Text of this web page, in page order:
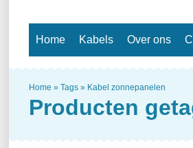
Home Kabels Over ons
Home » Tags » Kabel zonnepanelen
Producten